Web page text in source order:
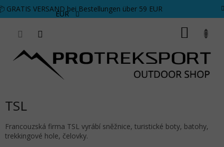
Zum Inhalt springen
GRATIS VERSAND bei Bestellungen über 59 EUR
EUR
TSL
Francouzská firma TSL vyrábí sněžnice, turistické boty, batohy,
trekkingové hole, čelovky.